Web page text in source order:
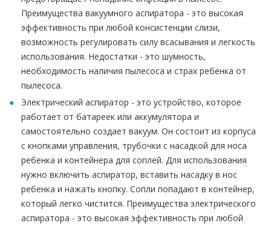
Преимущества вакуумного аспиратора - это высокая
эффективность при любой консистенции слизи,
возможность регулировать силу всасывания и легкость
использования. Недостатки - это шумность,
необходимость наличия пылесоса и страх ребенка от
пылесоса.
Электрический аспиратор - это устройство, которое
работает от батареек или аккумулятора и
самостоятельно создает вакуум. Он состоит из корпуса
с кнопками управления, трубочки с насадкой для носа
ребенка и контейнера для соплей. Для использования
нужно включить аспиратор, вставить насадку в нос
ребенка и нажать кнопку. Сопли попадают в контейнер,
который легко чистится. Преимущества электрического
аспиратора - это высокая эффективность при любой